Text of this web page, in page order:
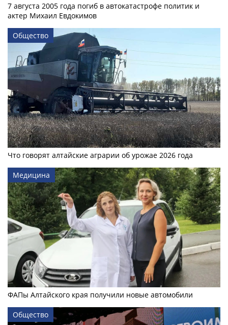
7 августа 2005 года погиб в автокатастрофе политик и
актер Михаил Евдокимов
Общество
Что говорят алтайские аграрии об урожае 2026 года
Медицина
ФАПы Алтайского края получили новые автомобили
Общество